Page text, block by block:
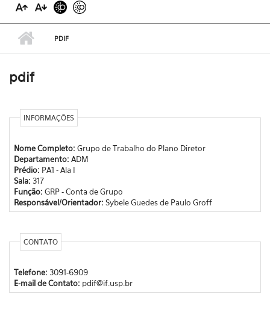
PDIF
pdif
INFORMAÇÕES
Nome Completo: Grupo de Trabalho do Plano Diretor
Departamento: ADM
Prédio: PA1 - Ala I
Sala: 317
Função: GRP - Conta de Grupo
Responsável/Orientador: Sybele Guedes de Paulo Groff
CONTATO
Telefone: 3091-6909
E-mail de Contato: pdif@if.usp.br